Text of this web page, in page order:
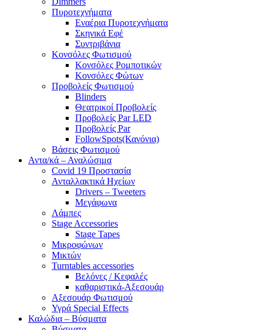
Πυροτεχνήματα
Εναέρια Πυροτεχνήματα
Σκηνικά Εφέ
Συντριβάνια
Κονσόλες Φωτισμού
Κονσόλες Ρομποτικών
Κονσόλες Φώτων
Προβολείς Φωτισμού
Blinders
Θεατρικοί Προβολείς
Προβολείς Par LED
Προβολείς Par
FollowSpots(Κανόνια)
Βάσεις Φωτισμού
Αντα/κά – Αναλώσιμα
Covid 19 Προστασία
Ανταλλακτικά Ηχείων
Drivers – Tweeters
Μεγάφωνα
Λάμπες
Stage Accessories
Stage Tapes
Μικροφώνων
Μικτών
Turntables accessories
Βελόνες / Κεφαλές
καθαριστικά-Αξεσουάρ
Αξεσουάρ Φωτισμού
Υγρά Special Effects
Καλώδια – Βύσματα